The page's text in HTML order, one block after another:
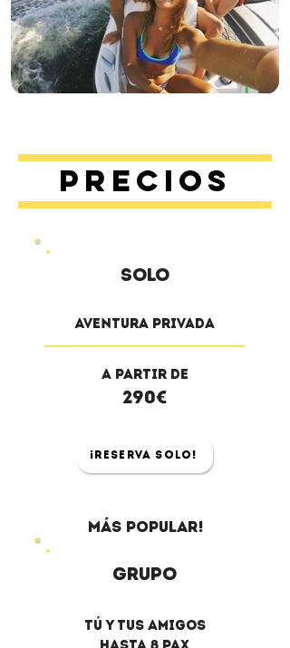
Precios
solo
Aventura privada
a partir de
290€
¡Reserva solo!
más popular!
Grupo
Tú y tus amigos